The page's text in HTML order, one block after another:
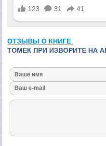
ОТЗЫВЫ О КНИГЕ
ТОМЕК ПРИ ИЗВОРИТЕ НА